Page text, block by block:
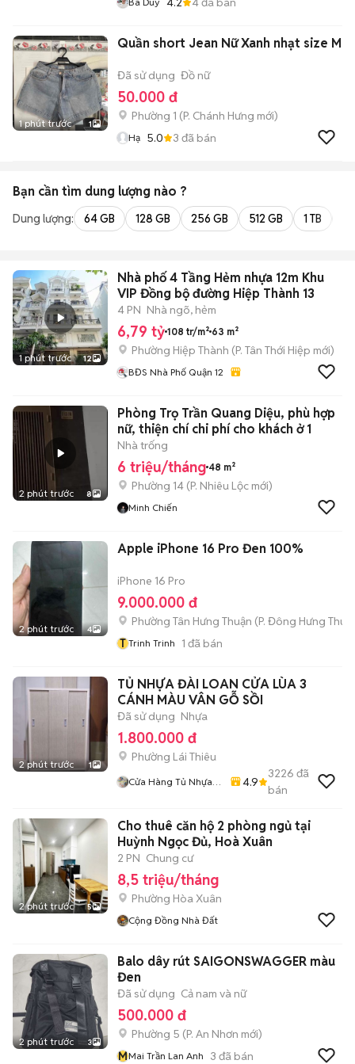
1 phút trước 1
Quần short Jean Nữ Xanh nhạt size M
Đã sử dụng Đồ nữ
50.000 đ
Phường 1 (P. Chánh Hưng mới)
Hạ 5.0 3 đã bán
Bạn cần tìm dung lượng nào ?
Dung lượng: 64 GB 128 GB 256 GB 512 GB 1 TB
1 phút trước 12
Nhà phố 4 Tầng Hẻm nhựa 12m Khu
VIP Đồng bộ đường Hiệp Thành 13
4 PN Nhà ngõ, hẻm
6,79 tỷ 108 tr/m² 63 m²
Phường Hiệp Thành (P. Tân Thới Hiệp mới)
BĐS Nhà Phố Quận 12
2 phút trước 8
Phòng Trọ Trần Quang Diệu, phù hợp
nữ, thiện chí chi phí cho khách ở 1
Nhà trống
6 triệu/tháng 48 m²
Phường 14 (P. Nhiêu Lộc mới)
Minh Chiến
2 phút trước 4
Apple iPhone 16 Pro Đen 100%
iPhone 16 Pro
9.000.000 đ
Phường Tân Hưng Thuận (P. Đông Hưng
T Trinh Trinh 1 đã bán
2 phút trước 1
TỦ NHỰA ĐÀI LOAN CỬA LÙA 3
CÁNH MÀU VÂN GỖ SỒI
Đã sử dụng Nhựa
1.800.000 đ
Phường Lái Thiêu
Cửa Hàng Tủ Nhựa
4.9
3226 đã
bán
2 phút trước 5
Cho thuê căn hộ 2 phòng ngủ tại
Huỳnh Ngọc Đủ, Hoà Xuân
2 PN Chung cư
8,5 triệu/tháng
Phường Hòa Xuân
Cộng Đồng Nhà Đất
2 phút trước 3
Balo dây rút SAIGONSWAGGER màu
Đen
Đã sử dụng Cả nam và nữ
500.000 đ
Phường 5 (P. An Nhơn mới)
MMai Trần Lan Anh 3 đã bán